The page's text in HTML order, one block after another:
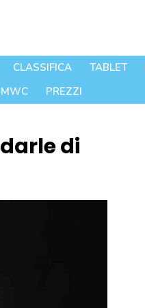
CLASSIFICA TABLET
MWC PREZZI
di